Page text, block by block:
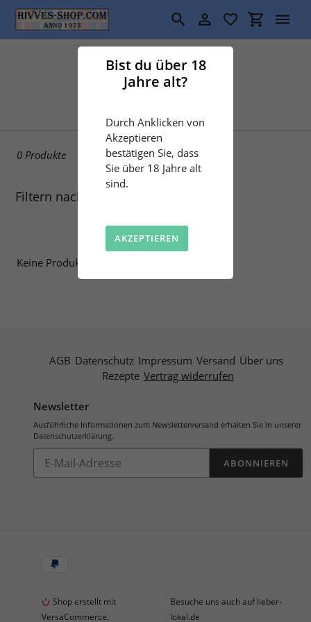
Bist du über 18
Jahre alt?
Durch Anklicken von
Akzeptieren
bestätigen Sie, dass
Sie über 18 Jahre alt
sind.
AKZEPTIEREN
Direkt
zum
Inhalt
SuchenEinloggen
S
m
m
l
u
n
g
:
Angebote
0 Produkte
Filtern nach
Keine Produkte gefunden
AGB Datenschutz Impressum Versand Über uns
Rezepte Vertrag widerrufen
Newsletter
Ausführliche Informationen zum Newsletterversand erhalten Sie in unserer
Datenschutzerklärung.
unsere
ABONNIEREN
Zahlungsarten
Shop erstellt mit
VersaCommerce.
Besuche uns auch auf lieber-
lokal.de